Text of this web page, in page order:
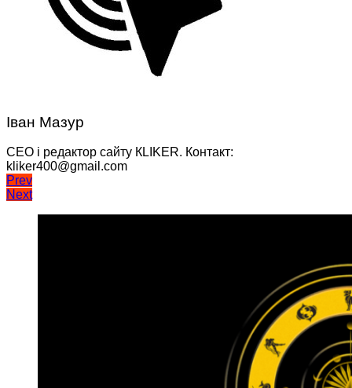
Іван Мазур
CEO і редактор сайту КLIKER. Контакт:
kliker400@gmail.com
Навігація
записів
Prev
Next